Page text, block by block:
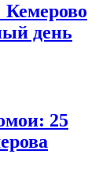
Кемерово
день
25